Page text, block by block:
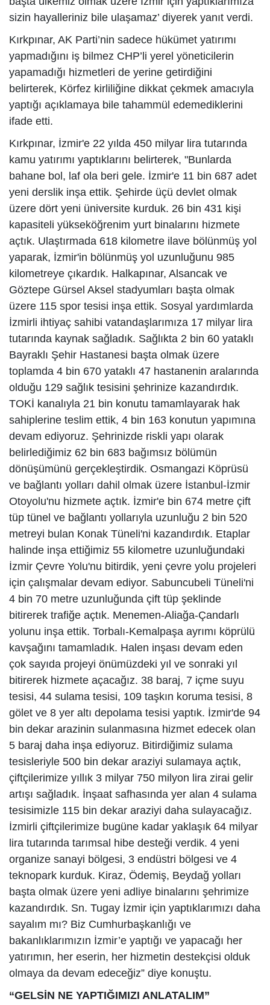
sizin hayalleriniz bile ulaşamaz’ diyerek yanıt verdi.
Kırkpınar, AK Parti’nin sadece hükümet yatırımı
yapmadığını iş bilmez CHP’li yerel yöneticilerin
yapamadığı hizmetleri de yerine getirdiğini
belirterek, Körfez kirliliğine dikkat çekmek amacıyla
yaptığı açıklamaya bile tahammül edemediklerini
ifade etti.
Kırkpınar, İzmir'e 22 yılda 450 milyar lira tutarında
kamu yatırımı yaptıklarını belirterek, "Bunlarda
bahane bol, laf ola beri gele. İzmir'e 11 bin 687 adet
yeni derslik inşa ettik. Şehirde üçü devlet olmak
üzere dört yeni üniversite kurduk. 26 bin 431 kişi
kapasiteli yükseköğrenim yurt binalarını hizmete
açtık. Ulaştırmada 618 kilometre ilave bölünmüş yol
yaparak, İzmir'in bölünmüş yol uzunluğunu 985
kilometreye çıkardık. Halkapınar, Alsancak ve
Göztepe Gürsel Aksel stadyumları başta olmak
üzere 115 spor tesisi inşa ettik. Sosyal yardımlarda
İzmirli ihtiyaç sahibi vatandaşlarımıza 17 milyar lira
tutarında kaynak sağladık. Sağlıkta 2 bin 60 yataklı
Bayraklı Şehir Hastanesi başta olmak üzere
toplamda 4 bin 670 yataklı 47 hastanenin aralarında
olduğu 129 sağlık tesisini şehrinize kazandırdık.
TOKİ kanalıyla 21 bin konutu tamamlayarak hak
sahiplerine teslim ettik, 4 bin 163 konutun yapımına
devam ediyoruz. Şehrinizde riskli yapı olarak
belirlediğimiz 62 bin 683 bağımsız bölümün
dönüşümünü gerçekleştirdik. Osmangazi Köprüsü
ve bağlantı yolları dahil olmak üzere İstanbul-İzmir
Otoyolu'nu hizmete açtık. İzmir'e bin 674 metre çift
tüp tünel ve bağlantı yollarıyla uzunluğu 2 bin 520
metreyi bulan Konak Tüneli'ni kazandırdık. Etaplar
halinde inşa ettiğimiz 55 kilometre uzunluğundaki
İzmir Çevre Yolu'nu bitirdik, yeni çevre yolu projeleri
için çalışmalar devam ediyor. Sabuncubeli Tüneli'ni
4 bin 70 metre uzunluğunda çift tüp şeklinde
bitirerek trafiğe açtık. Menemen-Aliağa-Çandarlı
yolunu inşa ettik. Torbalı-Kemalpaşa ayrımı köprülü
kavşağını tamamladık. Halen inşası devam eden
çok sayıda projeyi önümüzdeki yıl ve sonraki yıl
bitirerek hizmete açacağız. 38 baraj, 7 içme suyu
tesisi, 44 sulama tesisi, 109 taşkın koruma tesisi, 8
gölet ve 8 yer altı depolama tesisi yaptık. İzmir'de 94
bin dekar arazinin sulanmasına hizmet edecek olan
5 baraj daha inşa ediyoruz. Bitirdiğimiz sulama
tesisleriyle 500 bin dekar araziyi sulamaya açtık,
çiftçilerimize yıllık 3 milyar 750 milyon lira zirai gelir
artışı sağladık. İnşaat safhasında yer alan 4 sulama
tesisimizle 115 bin dekar araziyi daha sulayacağız.
İzmirli çiftçilerimize bugüne kadar yaklaşık 64 milyar
lira tutarında tarımsal hibe desteği verdik. 4 yeni
organize sanayi bölgesi, 3 endüstri bölgesi ve 4
teknopark kurduk. Kiraz, Ödemiş, Beydağ yolları
başta olmak üzere yeni adliye binalarını şehrimize
kazandırdık. Sn. Tugay İzmir için yaptıklarımızı daha
sayalım mı? Biz Cumhurbaşkanlığı ve
bakanlıklarımızın İzmir’e yaptığı ve yapacağı her
yatırımın, her eserin, her hizmetin destekçisi olduk
olmaya da devam edeceğiz” diye konuştu.
“GELSİN NE YAPTIĞIMIZI ANLATALIM”